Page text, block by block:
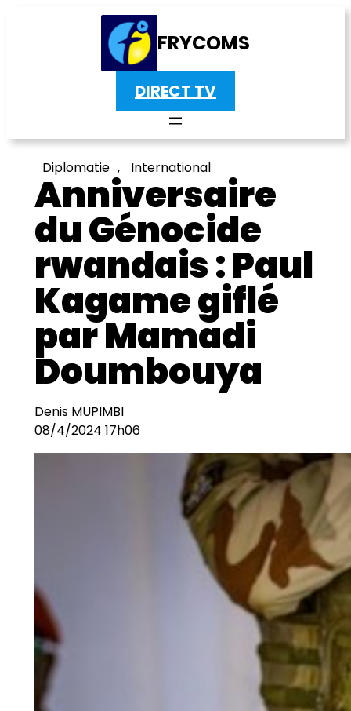
FRYCOMS
DIRECT TV
Diplomatie , International
Anniversaire
du Génocide
rwandais : Paul
Kagame giflé
par Mamadi
Doumbouya
Denis MUPIMBI
08/4/2024 17h06